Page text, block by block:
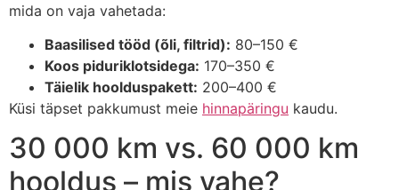
mida on vaja vahetada:
Baasilised tööd (õli, filtrid): 80–150 €
Koos piduriklotsidega: 170–350 €
Täielik hoolduspakett: 200–400 €
Küsi täpset pakkumust meie hinnapäringu kaudu.
30 000 km vs. 60 000 km
hooldus – mis vahe?